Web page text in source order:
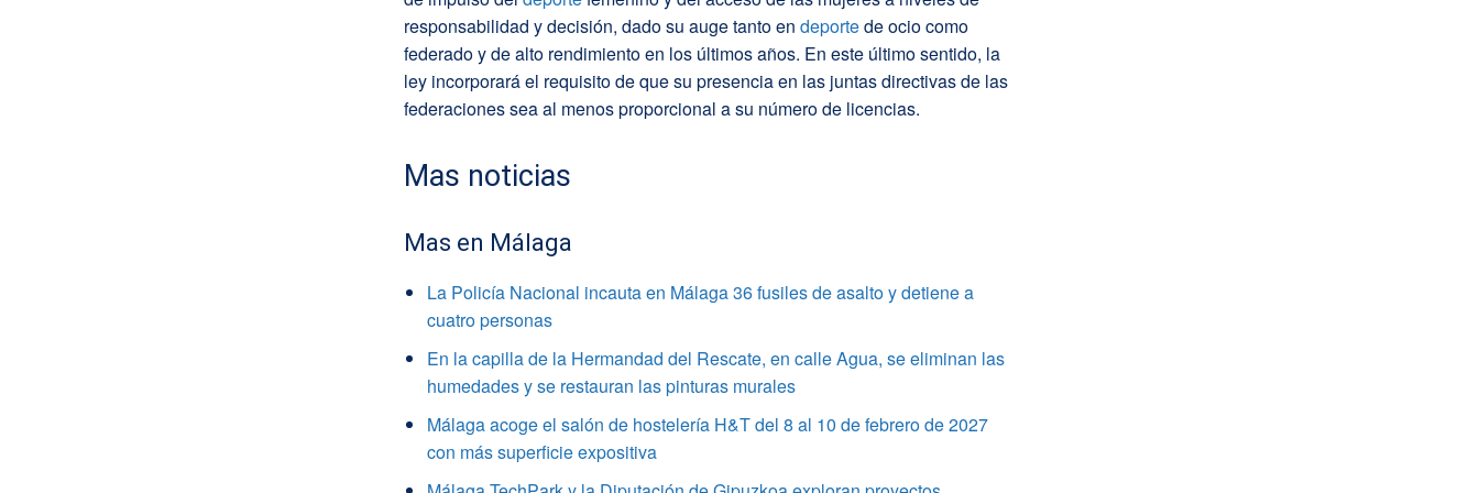
responsabilidad y decisión, dado su auge tanto en deportede ocio como
federado y de alto rendimiento en los últimos años. En este último sentido, la
ley incorporará el requisito de que su presencia en las juntas directivas de las
federaciones sea al menos proporcional a su número de licencias.
Mas noticias
Mas en Málaga
La Policía Nacional incauta en Málaga 36 fusiles de asalto y detiene a
cuatro personas
En la capilla de la Hermandad del Rescate, en calle Agua, se eliminan las
humedades y se restauran las pinturas murales
Málaga acoge el salón de hostelería H&T del 8 al 10 de febrero de 2027
con más superficie expositiva